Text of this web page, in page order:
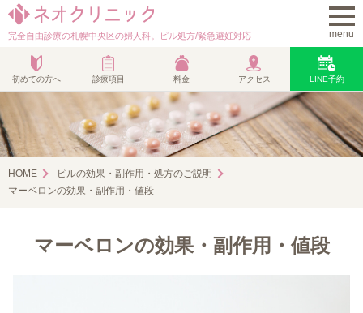
完全自由診療の札幌中央区の婦人科。ピル処方/緊急避妊対応
LINE予約
初めての方へ 診療項目 料金 アクセス
HOME
ピルの効果・副作用・処方のご説明
マーベロンの効果・副作用・値段
マーベロンの効果・副作用・値段